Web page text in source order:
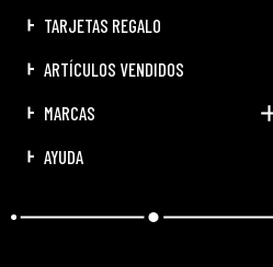
TARJETAS REGALO
ARTÍCULOS VENDIDOS
MARCAS
AYUDA